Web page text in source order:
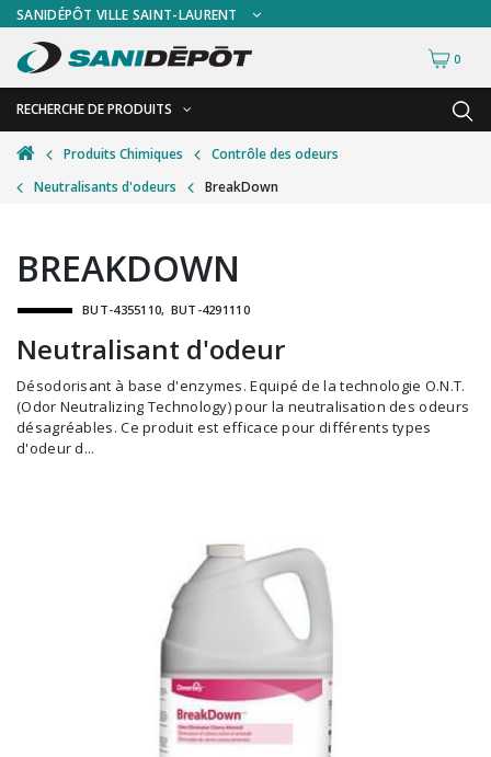
SANIDÉPÔT VILLE SAINT-LAURENT
0
RECHERCHE DE PRODUITS
RETOUR
Accessoires de sécurité
Accessoires pour le lavage de mur
Accessoires pour salles de bain
Alimentaire
Autres accessoires
Balais et porte-poussières
Chariots et manutention
Distributrices et supports
Grattoirs, moutons et racloirs pour vitres/planchers
Guenilles et éponges
Hygiène personnelle
RETOUR
Gants
Plexiglas
Signalisations
Test de diagnostic
Thermomètre
Vêtements de sécurité
Produits Chimiques
Contrôle des odeurs
Neutralisants d'odeurs
BreakDown
BREAKDOWN
BUT-4355110 BUT-4291110
Neutralisant d'odeur
Désodorisant à base d'enzymes. Equipé de la technologie O.N.T.
(Odor Neutralizing Technology) pour la neutralisation des odeurs
désagréables. Ce produit est efficace pour différents types
d'odeur d...